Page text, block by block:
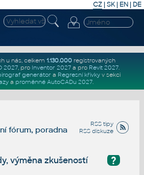
CZ | SK| EN | DE
u nás, celkem 1.130.000registrovaných
2027, pro Inventor 2027a pro Revit 2027.
generátor a Regresní křivkyv sekci
a proměnné AutoCADu 2027.
RSS tipy
RSS diskuze
fórum, poradna
?
výměna zkušeností